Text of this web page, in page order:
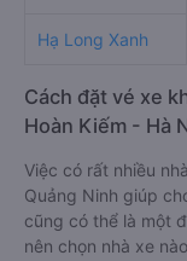
Hạ Long Xanh
Cách đặt vé xe
Hoàn Kiếm - Hà
Việc có rất nhiều
Quảng Ninh giúp
cũng có thể là một
nên chọn nhà xe